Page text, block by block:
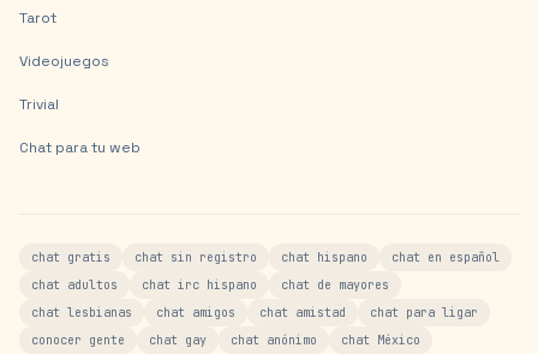
Tarot
Videojuegos
Trivial
Chat para tu web
chat gratis chat sin registro chat hispano
chat en español
chat adultos
chat irc hispano
chat de mayores
chat lesbianas
chat amigos chat amistad
chat para ligar
conocer gente
chat gay chat anónimo chat México